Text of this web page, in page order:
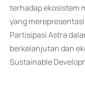
terhadap ekosistem
yang
Partisipasi Astra
berkelanjutan dan
Sustainable